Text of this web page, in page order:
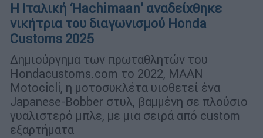
Η Iταλική ‘Hachimaan’ αναδείχθηκε
νικήτρια του διαγωνισμού Honda
Customs 2025
Δημιούργημα των πρωταθλητών του
Hondacustoms.com το 2022, MAAN
Motocicli, η μοτοσυκλέτα υιοθετεί ένα
Japanese-Bobber στυλ, βαμμένη σε πλούσιο
γυαλιστερό μπλε, με μια σειρά από custom
εξαρτήματα